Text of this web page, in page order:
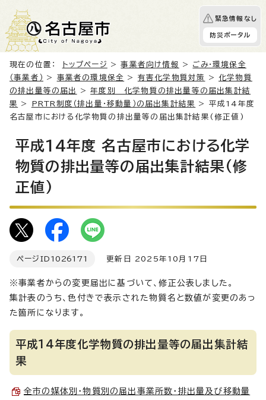
緊急情報なし
防災ポータル
現在の位置： トップページ >事業者向け情報 > ごみ・環境保全
（事業者）
> 事業者の環境保全 > 有害化学物質対策 >化学物質
の排出量等の届出
>年度別 化学物質の排出量等の届出集計結
果
> PRTR制度（排出量・移動量）の届出集計結果
> 平成14年度
名古屋市における化学物質の排出量等の届出集計結果(修正値)
平成14年度 名古屋市における化学
物質の排出量等の届出集計結果(修
正値)
ページID 1026171 更新日 2025年10月17日
※事業者からの変更届出に基づいて、修正公表しました。
集計表のうち、色付きで表示された物質名と数値が変更のあっ
た箇所になります。
平成14年度化学物質の排出量等の届出集計結
果
全市の媒体別・物質別の届出事業所数・排出量及び移動量